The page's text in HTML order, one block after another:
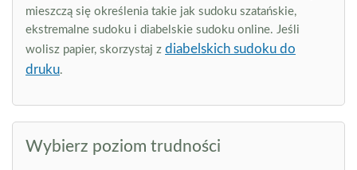
mieszczą się określenia takie jak sudoku szatańskie,
ekstremalne sudoku i diabelskie sudoku online. Jeśli
wolisz papier, skorzystaj z diabelskich sudoku do
druku.
Wybierz poziom trudności